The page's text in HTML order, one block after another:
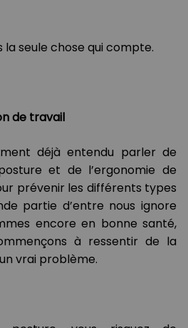
la seule chose qui compte.
de travail
déjà entendu parler de
et de l’ergonomie de
prévenir les différents types
partie d’entre nous ignore
encore en bonne santé,
à ressentir de la
vrai problème.